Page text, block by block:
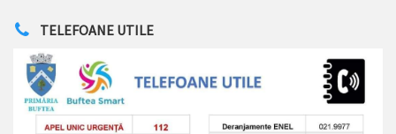
TELEFOANE UTILE